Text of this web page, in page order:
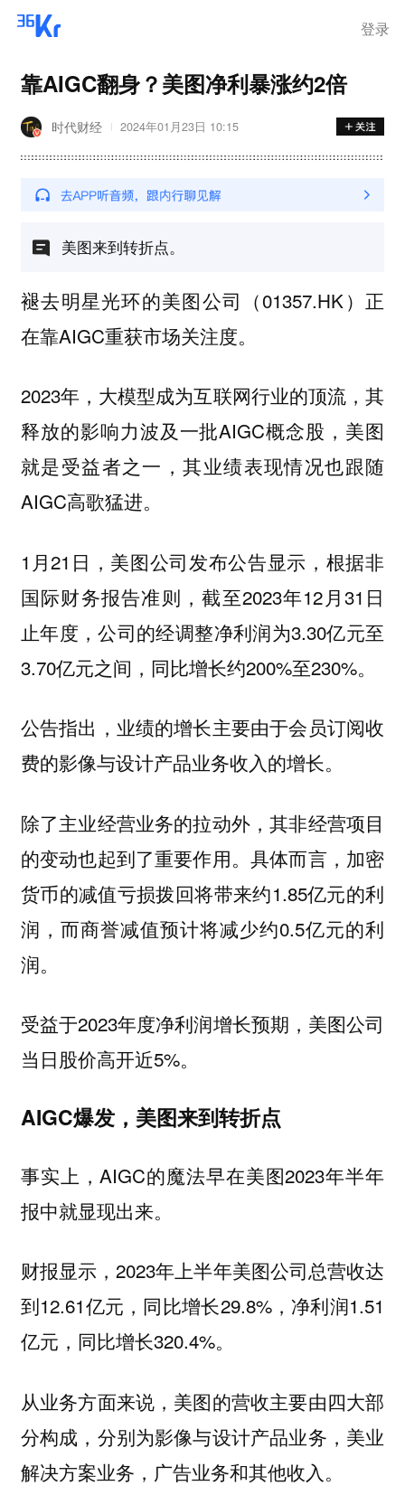
登录
靠AIGC翻身？美图净利暴涨约2倍
时代财经 2024年01月23日 10:15
美图来到转折点。
褪去明星光环的美图公司（01357.HK）正
在靠AIGC重获市场关注度。
2023年，大模型成为互联网行业的顶流，其
释放的影响力波及一批AIGC概念股，美图
就是受益者之一，其业绩表现情况也跟随
AIGC高歌猛进。
1月21日，美图公司发布公告显示，根据非
国际财务报告准则，截至2023年12月31日
止年度，公司的经调整净利润为3.30亿元至
3.70亿元之间，同比增长约200%至230%。
公告指出，业绩的增长主要由于会员订阅收
费的影像与设计产品业务收入的增长。
除了主业经营业务的拉动外，其非经营项目
的变动也起到了重要作用。具体而言，加密
货币的减值亏损拨回将带来约1.85亿元的利
润，而商誉减值预计将减少约0.5亿元的利
润。
受益于2023年度净利润增长预期，美图公司
当日股价高开近5%。
AIGC爆发，美图来到转折点
事实上，AIGC的魔法早在美图2023年半年
报中就显现出来。
财报显示，2023年上半年美图公司总营收达
到12.61亿元，同比增长29.8%，净利润1.51
亿元，同比增长320.4%。
从业务方面来说，美图的营收主要由四大部
分构成，分别为影像与设计产品业务，美业
解决方案业务，广告业务和其他收入。